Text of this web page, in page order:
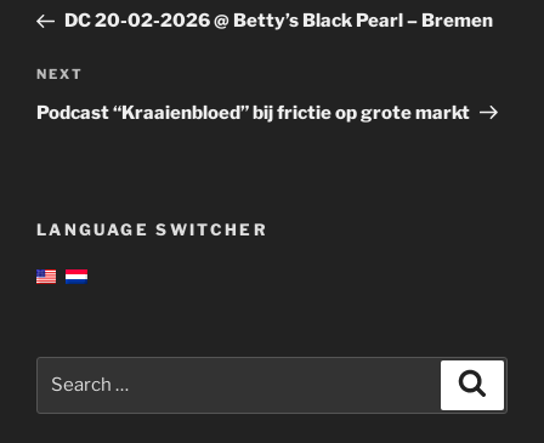
PostDC 20-02-2026 @ Betty’s Black Pearl – Bremen
Next
Post
NEXT
Podcast “Kraaienbloed” bij frictie op grote markt
LANGUAGE SWITCHER